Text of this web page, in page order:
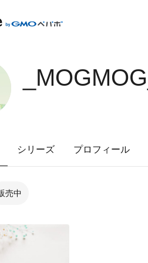
_MOGMOG_
シリーズ プロフィール
売中